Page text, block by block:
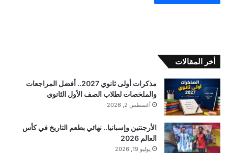
أخر المقالات
مذكرات أولى ثانوي 2027.. أفضل المراجعات
والملخصات لطلاب الصف الأول الثانوي
أغسطس 2, 2026
الأرجنتين وإسبانيا.. نهائي بطعم التاريخ في كأس
العالم 2026
يوليو 19, 2026